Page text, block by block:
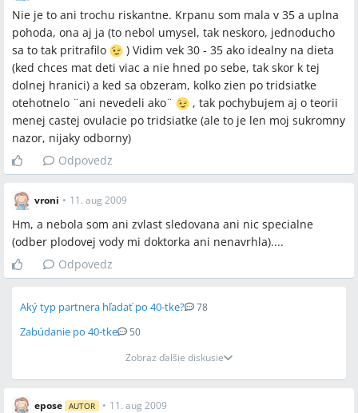
Nie je to ani trochu riskantne. Krpanu som mala v 35 a uplna
pohoda, ona aj ja (to nebol umysel, tak neskoro, jednoducho
sa to tak pritrafilo
) Vidim vek 30 - 35 ako idealny na dieta
(ked chces mat deti viac a nie hned po sebe, tak skor k tej
dolnej hranici) a ked sa obzeram, kolko zien po tridsiatke
otehotnelo ¨ani nevedeli ako¨
, tak pochybujem aj o teorii
menej castej ovulacie po tridsiatke (ale to je len moj sukromny
nazor, nijaky odborny)
Odpovedz
vroni • 11. aug 2009
Hm, a nebola som ani zvlast sledovana ani nic specialne
(odber plodovej vody mi doktorka ani nenavrhla)....
Odpovedz
Aký typ partnera hľadať po 40-tke? 78
Zabúdanie po 40-tke
50
Zobraz ďalšie diskusie
epose AUTOR • 11. aug 2009